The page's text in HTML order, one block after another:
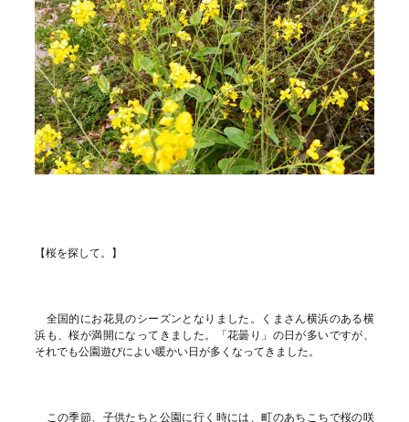
【桜を探して。】
全国的にお花見のシーズンとなりました。くまさん横浜のある横
浜も、桜が満開になってきました。「花曇り」の日が多いですが、
それでも公園遊びによい暖かい日が多くなってきました。
この季節、子供たちと公園に行く時には、町のあちこちで桜の咲